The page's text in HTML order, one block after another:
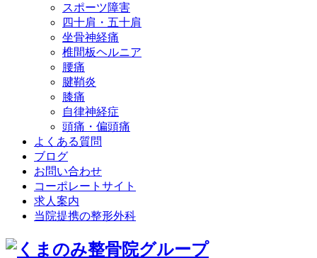
スポーツ障害
四十肩・五十肩
坐骨神経痛
椎間板ヘルニア
腰痛
腱鞘炎
膝痛
自律神経症
頭痛・偏頭痛
よくある質問
ブログ
お問い合わせ
コーポレートサイト
求人案内
当院提携の整形外科